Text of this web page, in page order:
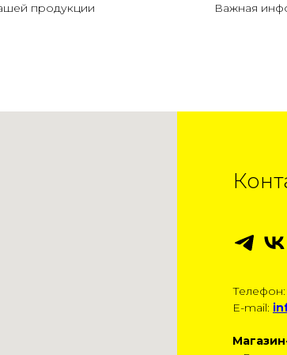
продукции Важная
Телефон:
E-mail: